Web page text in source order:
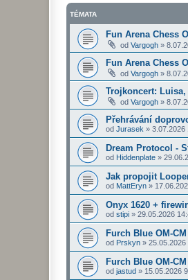
TÉMATA
Fun Arena Chess
od Vargogh »
Fun Arena Chess
od Vargogh »
Trojkoncert: Luisa,
od Vargogh »
Přehrávání
od Jurasek » 3.07.2026
Dream Protocol -
od Hiddenplate »
Jak propojit
od MattEryn »
Onyx 1620 +
od stipi » 29.05.2026
Furch Blue OM-
od Prskyn » 25.05.2026
Furch Blue OM-
od jastud » 15.05.2026